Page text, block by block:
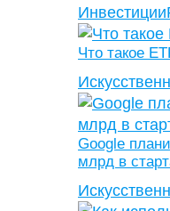
Инвестиции
Что такое
Google
млрд в